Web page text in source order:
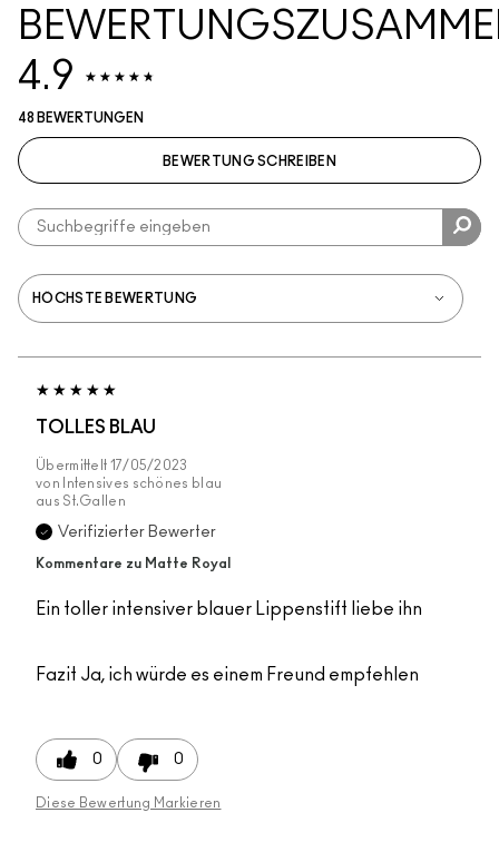
4.9
48 BEWERTUNGEN
BEWERTUNG SCHREIBEN
TOLLES BLAU
Übermittelt 17/05/2023
von
Intensives schönes blau
aus St.Gallen
Verifizierter Bewerter
Kommentare zu Matte Royal
Ein toller intensiver blauer Lippenstift liebe ihn
Fazit Ja, ich würde es einem Freund empfehlen
0 0
Diese Bewertung Markieren